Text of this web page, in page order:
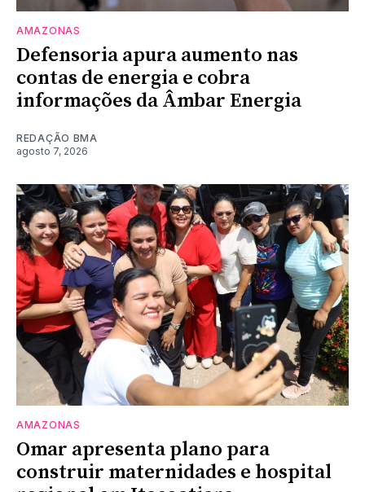
AMAZONAS
Defensoria apura aumento nas
contas de energia e cobra
informações da Âmbar Energia
REDAÇÃO BMA
agosto 7, 2026
AMAZONAS
Omar apresenta plano para
construir maternidades e hospital